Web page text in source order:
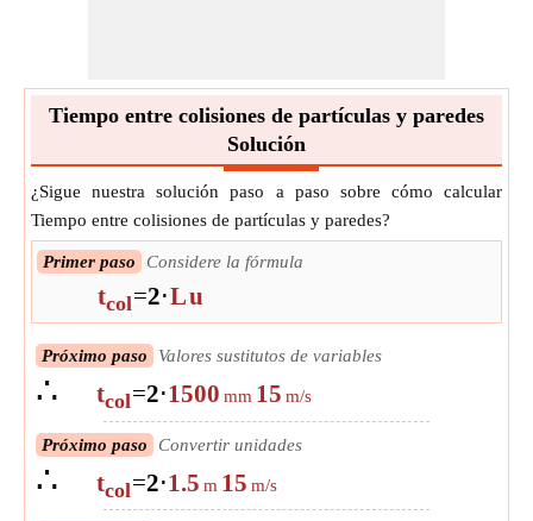
Tiempo entre colisiones de partículas y paredes
Solución
¿Sigue nuestra solución paso a paso sobre cómo calcular
Tiempo entre colisiones de partículas y paredes?
Primer paso Considere la fórmula
tcol=2⋅Lu
Próximo paso Valores sustitutos de variables
∴ tcol=2⋅1500 mm 15 m/s
Próximo paso Convertir unidades
∴ tcol=2⋅1.5 m 15 m/s